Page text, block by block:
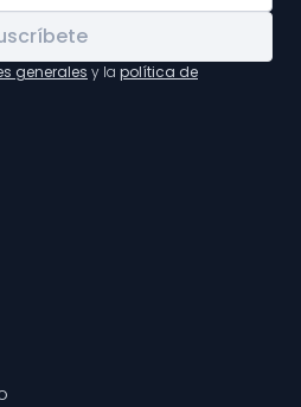
generales y la política de